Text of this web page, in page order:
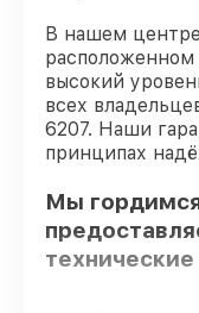
В нашем
высокий
всех
6207. Наши
принципах
Мы